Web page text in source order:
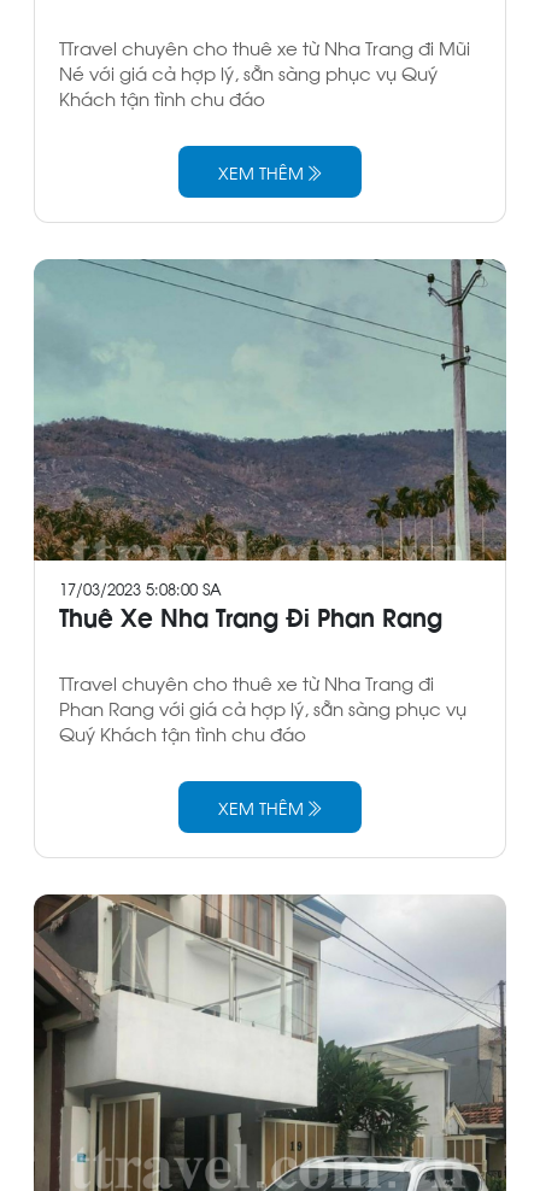
TTravel chuyên cho thuê xe từ Nha Trang đi Mũi
Né với giá cả hợp lý, sẵn sàng phục vụ Quý
Khách tận tình chu đáo
XEM THÊM
17/03/2023 5:08:00 SA
Thuê Xe Nha Trang Đi Phan Rang
TTravel chuyên cho thuê xe từ Nha Trang đi
Phan Rang với giá cả hợp lý, sẵn sàng phục vụ
Quý Khách tận tình chu đáo
XEM THÊM